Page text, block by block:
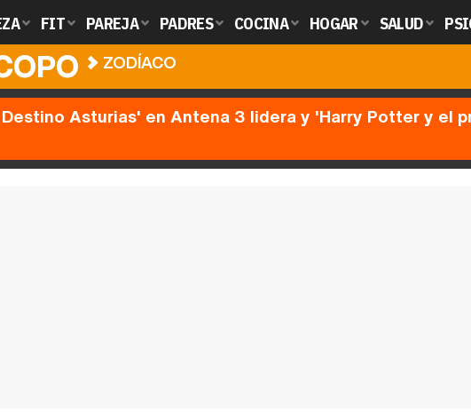
FIT PAREJA PADRES COCINA HOGAR SALUD
ZODÍACO
Asturias' en Antena 3 lidera y 'Harry Potter y el